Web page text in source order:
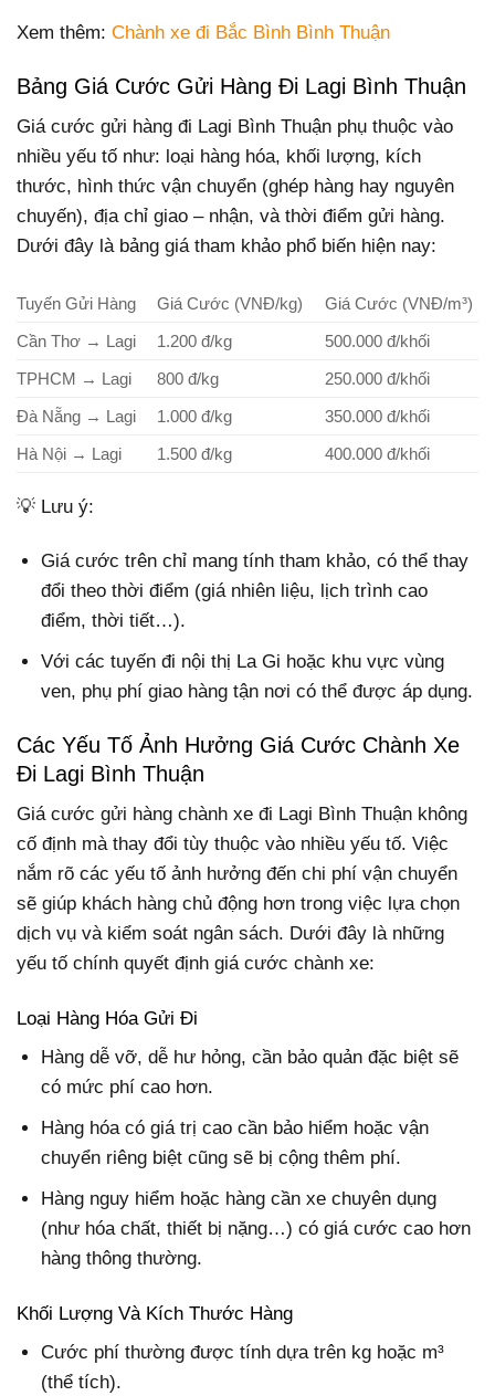
Xem thêm: Chành xe đi Bắc Bình Bình Thuận
Bảng Giá Cước Gửi Hàng Đi Lagi Bình Thuận
Giá cước gửi hàng đi Lagi Bình Thuận phụ thuộc vào
nhiều yếu tố như: loại hàng hóa, khối lượng, kích
thước, hình thức vận chuyển (ghép hàng hay nguyên
chuyến), địa chỉ giao – nhận, và thời điểm gửi hàng.
Dưới đây là bảng giá tham khảo phổ biến hiện nay:
Tuyến Gửi Hàng Giá Cước (VNĐ/kg)
Giá Cước (VNĐ/m³)
Cần Thơ → Lagi
1.200 đ/kg
500.000 đ/khối
TPHCM → Lagi
800 đ/kg
250.000 đ/khối
Đà Nẵng → Lagi
1.000 đ/kg
350.000 đ/khối
Hà Nội → Lagi
1.500 đ/kg 400.000 đ/khối
💡 Lưu ý:
Giá cước trên chỉ mang tính tham khảo, có thể thay
đổi theo thời điểm (giá nhiên liệu, lịch trình cao
điểm, thời tiết…).
Với các tuyến đi nội thị La Gi hoặc khu vực vùng
ven, phụ phí giao hàng tận nơi có thể được áp dụng.
Các Yếu Tố Ảnh Hưởng Giá Cước Chành Xe
Đi Lagi Bình Thuận
Giá cước gửi hàng chành xe đi Lagi Bình Thuận không
cố định mà thay đổi tùy thuộc vào nhiều yếu tố. Việc
nắm rõ các yếu tố ảnh hưởng đến chi phí vận chuyển
sẽ giúp khách hàng chủ động hơn trong việc lựa chọn
dịch vụ và kiểm soát ngân sách. Dưới đây là những
yếu tố chính quyết định giá cước chành xe:
Loại Hàng Hóa Gửi Đi
Hàng dễ vỡ, dễ hư hỏng, cần bảo quản đặc biệt sẽ
có mức phí cao hơn.
Hàng hóa có giá trị cao cần bảo hiểm hoặc vận
chuyển riêng biệt cũng sẽ bị cộng thêm phí.
Hàng nguy hiểm hoặc hàng cần xe chuyên dụng
(như hóa chất, thiết bị nặng…) có giá cước cao hơn
hàng thông thường.
Khối Lượng Và Kích Thước Hàng
Cước phí thường được tính dựa trên kg hoặc m³
(thể tích).